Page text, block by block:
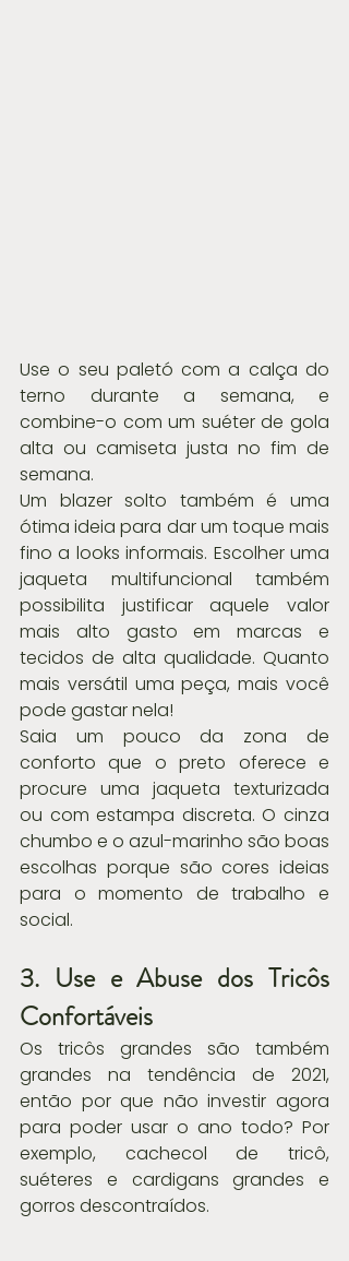
Use o seu paletó com a calça do
terno durante a semana, e
combine-o com um suéter de gola
alta ou camiseta justa no fim de
semana.
Um blazer solto também é uma
ótima ideia para dar um toque mais
fino a looks informais. Escolher uma
jaqueta multifuncional também
possibilita justificar aquele valor
mais alto gasto em marcas e
tecidos de alta qualidade. Quanto
mais versátil uma peça, mais você
pode gastar nela!
Saia um pouco da zona de
conforto que o preto oferece e
procure uma jaqueta texturizada
ou com estampa discreta. O cinza
chumbo e o azul-marinho são boas
escolhas porque são cores ideias
para o momento de trabalho e
social.
3. Use e Abuse dos Tricôs
Confortáveis
Os tricôs grandes são também
grandes na tendência de 2021,
então por que não investir agora
para poder usar o ano todo? Por
exemplo, cachecol de tricô,
suéteres e cardigans grandes e
gorros descontraídos.